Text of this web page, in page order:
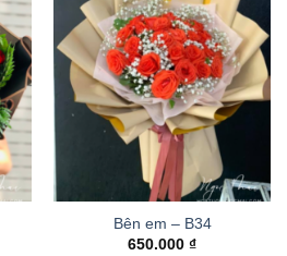
Bên em – B34
650.000 ₫